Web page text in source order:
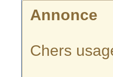
Annonce
Chers